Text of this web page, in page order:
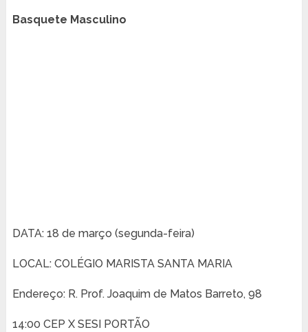
Basquete Masculino
DATA: 18 de março (segunda-feira)
LOCAL: COLÉGIO MARISTA SANTA MARIA
Endereço: R. Prof. Joaquim de Matos Barreto, 98
14:00 CEP X SESI PORTÃO